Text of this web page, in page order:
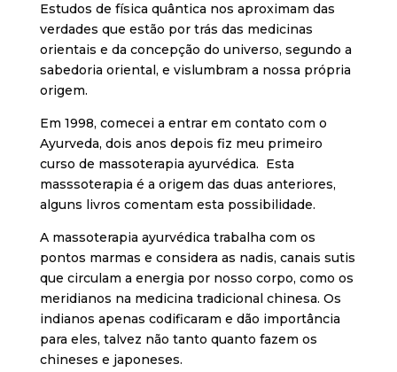
Estudos de física quântica nos aproximam das
verdades que estão por trás das medicinas
orientais e da concepção do universo, segundo a
sabedoria oriental, e vislumbram a nossa própria
origem.
Em 1998, comecei a entrar em contato com o
Ayurveda, dois anos depois fiz meu primeiro
curso de massoterapia ayurvédica. Esta
masssoterapia é a origem das duas anteriores,
alguns livros comentam esta possibilidade.
A massoterapia ayurvédica trabalha com os
pontos marmas e considera as nadis, canais sutis
que circulam a energia por nosso corpo, como os
meridianos na medicina tradicional chinesa. Os
indianos apenas codificaram e dão importância
para eles, talvez não tanto quanto fazem os
chineses e japoneses.